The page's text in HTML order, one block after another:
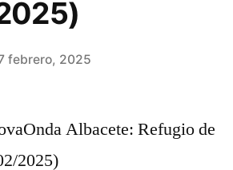
febrero, 2025
Albacete: Refugio de
2025)